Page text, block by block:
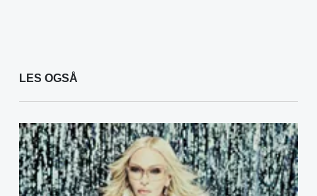
LES OGSÅ